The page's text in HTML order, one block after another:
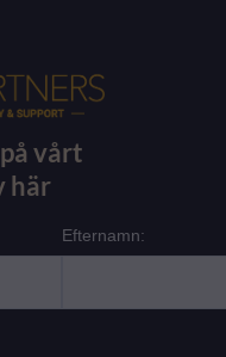
vårt
här
Efternamn: